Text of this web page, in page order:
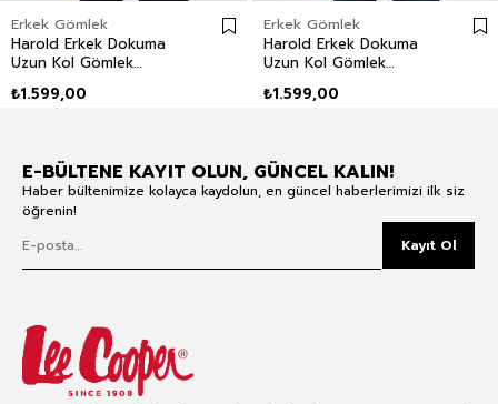
Erkek Gömlek
Harold Erkek Dokuma
Uzun Kol Gömlek
₺1.599,00
Erkek Gömlek
Harold Erkek Dokuma
Uzun Kol Gömlek
₺1.599,00
E-BÜLTENE KAYIT OLUN, GÜNCEL KALIN!
Haber bültenimize kolayca kaydolun, en güncel haberlerimizi ilk siz
öğrenin!
Kayıt Ol